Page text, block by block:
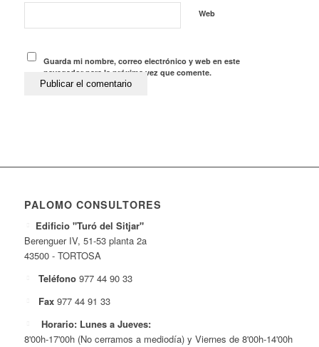
Web
Guarda mi nombre, correo electrónico y web en este
navegador para la próxima vez que comente.
PALOMO CONSULTORES
Edificio "Turó del Sitjar"
Berenguer IV, 51-53 planta 2a
43500 - TORTOSA
Teléfono 977 44 90 33
Fax 977 44 91 33
Horario: Lunes a Jueves:
8'00h-17'00h (No cerramos a mediodía) y Viernes de 8'00h-14'00h